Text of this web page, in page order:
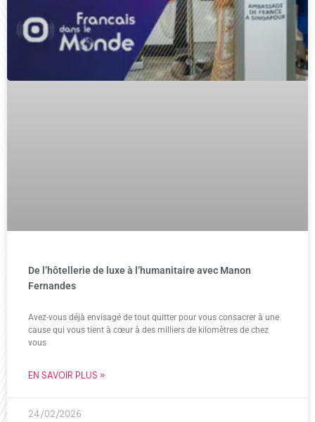
De l’hôtellerie de luxe à l’humanitaire avec Manon
Fernandes
Avez-vous déjà envisagé de tout quitter pour vous consacrer à une
cause qui vous tient à cœur à des milliers de kilomètres de chez
vous
EN SAVOIR PLUS »
24/02/2026